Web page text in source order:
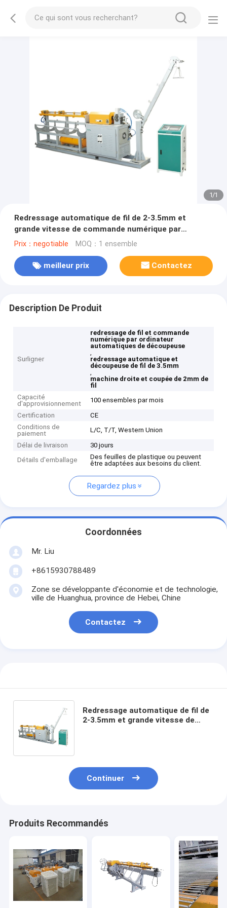
1/1
Redressage automatique de fil de 2-3.5mm et
grande vitesse de commande numérique par
ordinateur de découpeuse
Prix：negotiable MOQ：1 ensemble
meilleur prix Contactez
Description De Produit
Surligner
redressage de fil et commande
numérique par ordinateur
automatiques de découpeuse
,
redressage automatique et
découpeuse de fil de 3.5mm
,
machine droite et coupée de 2mm de
fil
Capacité
d'approvisionnement
100 ensembles par mois
Certification
CE
Conditions de
paiement
L/C, T/T, Western Union
Délai de livraison
30 jours
Détails d'emballage
Des feuilles de plastique ou peuvent
être adaptées aux besoins du client.
Regardez plus
Coordonnées
Mr. Liu
+8615930788489
Zone se développante d'économie et de technologie,
ville de Huanghua, province de Hebei, Chine
Contactez
Redressage automatique de fil de
2-3.5mm et grande vitesse de
Continuer
Produits Recommandés